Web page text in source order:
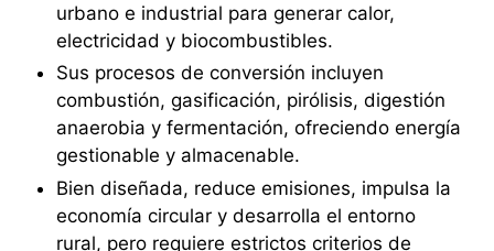
urbano e industrial para generar calor,
electricidad y biocombustibles.
Sus procesos de conversión incluyen
combustión, gasificación, pirólisis, digestión
anaerobia y fermentación, ofreciendo energía
gestionable y almacenable.
Bien diseñada, reduce emisiones, impulsa la
economía circular y desarrolla el entorno
rural, pero requiere estrictos criterios de